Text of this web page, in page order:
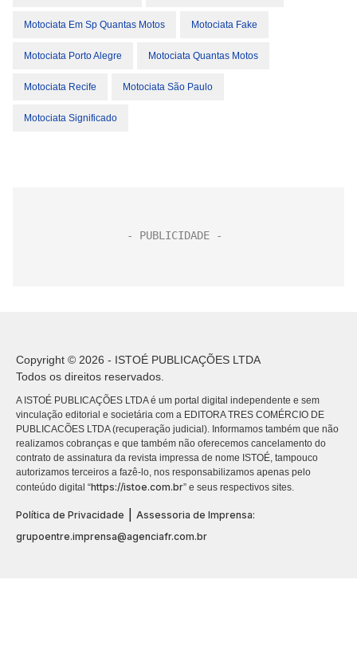
Motociata Em Sp Quantas Motos Motociata Fake
Motociata Porto Alegre Motociata Quantas Motos
Motociata Recife Motociata São Paulo
Motociata Significado
Copyright © 2026 - ISTOÉ PUBLICAÇÕES LTDA
Todos os direitos reservados.
A ISTOÉ PUBLICAÇÕES LTDA é um portal digital independente e sem
vinculação editorial e societária com a EDITORA TRES COMÉRCIO DE
PUBLICACÕES LTDA (recuperação judicial). Informamos também que não
realizamos cobranças e que também não oferecemos cancelamento do
contrato de assinatura da revista impressa de nome ISTOÉ, tampouco
autorizamos terceiros a fazê-lo, nos responsabilizamos apenas pelo
conteúdo digital “https://istoe.com.br” e seus respectivos sites.
Política de Privacidade
Assessoria de Imprensa:
grupoentre.imprensa@agenciafr.com.br